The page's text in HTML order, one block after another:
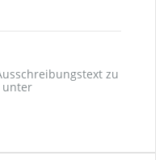
zu
unter